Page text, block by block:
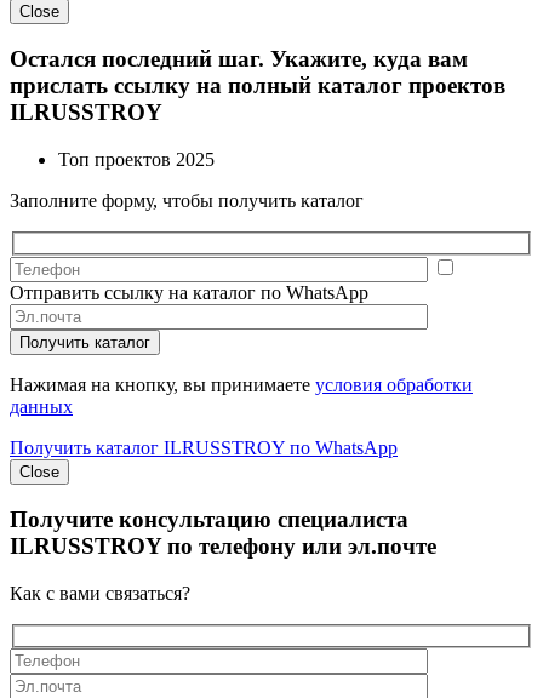
Close
Остался последний шаг. Укажите, куда вам
прислать ссылку на полный каталог проектов
ILRUSSTROY
Топ проектов 2025
Заполните форму, чтобы получить каталог
Отправить ссылку на каталог по WhatsApp
Получить каталог
Нажимая на кнопку, вы принимаете условия обработки
данных
Получить каталог ILRUSSTROY по WhatsApp
Close
Получите консультацию специалиста
ILRUSSTROYпо телефону или эл.почте
Как с вами связаться?